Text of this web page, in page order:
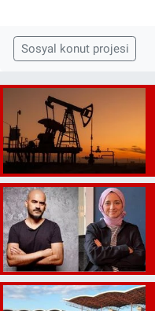
Sosyal konut projesi